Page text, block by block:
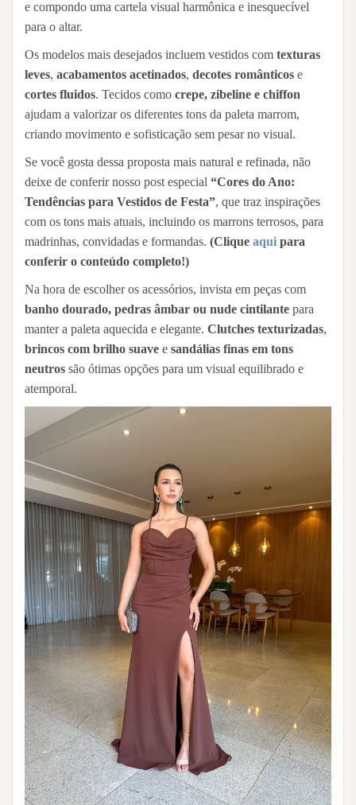
e compondo uma cartela visual harmônica e inesquecível
para o altar.
Os modelos mais desejados incluem vestidos com texturas
leves, acabamentos acetinados, decotes românticos e
cortes fluidos. Tecidos como crepe, zibeline e chiffon
ajudam a valorizar os diferentes tons da paleta marrom,
criando movimento e sofisticação sem pesar no visual.
Se você gosta dessa proposta mais natural e refinada, não
deixe de conferir nosso post especial “Cores do Ano:
Tendências para Vestidos de Festa”, que traz inspirações
com os tons mais atuais, incluindo os marrons terrosos, para
madrinhas, convidadas e formandas. (Clique aqui para
conferir o conteúdo completo!)
Na hora de escolher os acessórios, invista em peças com
banho dourado, pedras âmbar ou nude cintilante para
manter a paleta aquecida e elegante. Clutches texturizadas,
brincos com brilho suave e sandálias finas em tons
neutros são ótimas opções para um visual equilibrado e
atemporal.